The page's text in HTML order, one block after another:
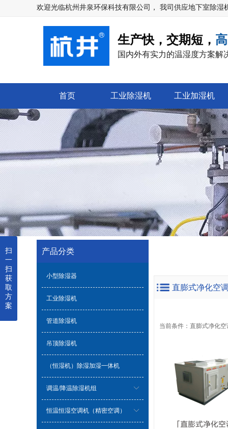
欢迎光临杭州井泉环保科技有限公司 ， 我司供应地下室除湿
生产快，交期短，
国内外有实力的温湿度方案解
首页 工业除湿机 工业加湿机
产品分类
小型除湿器
工业除湿机
管道除湿机
吊顶除湿机
（恒湿机）除湿加湿一体机
调温/降温除湿机组
恒温恒湿空调机（精密空调）
直膨式净化空
当前条件： 直膨式净化空
扫
一
扫
获
取
方
案